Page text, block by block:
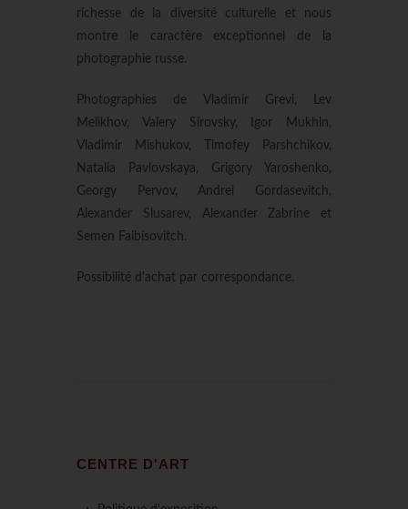
richesse de la diversité culturelle et nous
montre le caractère exceptionnel de la
photographie russe.
Photographies de Vladimir Grevi, Lev
Melikhov, Valery Sirovsky, Igor Mukhin,
Vladimir Mishukov, Timofey Parshchikov,
Natalia Pavlovskaya, Grigory Yaroshenko,
Georgy Pervov, Andrei Gordasevitch,
Alexander Slusarev, Alexander Zabrine et
Semen Faibisovitch.
Possibilité d'achat par correspondance.
CENTRE D'ART